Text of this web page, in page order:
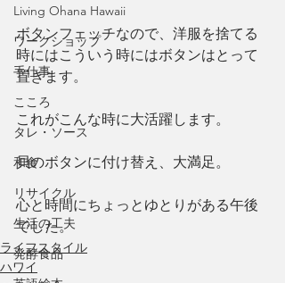
Living Ohana Hawaii
ワークショップ
手仕事
こころ
タレ・ソース
和食
リサイクル
生活の工夫
発酵食品
ボタンフェッチなので、洋服を捨てる
時にはこういう時にはボタンはとって
置きます。
これがこんな時に大活躍します。
貝のボタンに付け替え、大満足。
心と時間にちょっとゆとりがある午後
でした。
ライフスタイル
ハワイ